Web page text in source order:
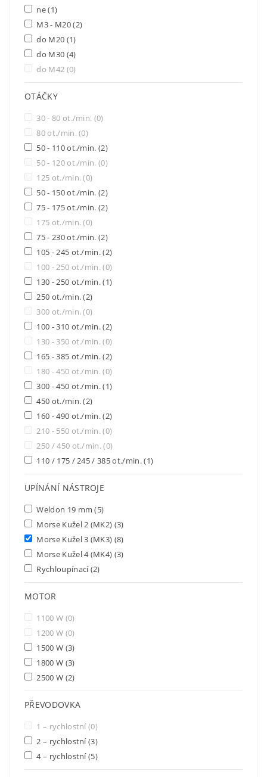
ne(1)
M3 - M20(2)
do M20 (1)
do M30 (4)
do M42 (0)
OTÁČKY
30 - 80 ot./min. (0)
80 ot./min.(0)
50 - 110 ot./min.(2)
50 - 120 ot./min.(0)
125 ot./min.(0)
50 - 150 ot./min.(2)
75 - 175 ot./min.(2)
175 ot./min.(0)
75 - 230 ot./min.(2)
105 - 245 ot./min.(2)
100 - 250 ot./min.(0)
130 - 250 ot./min.(1)
250 ot./min.(2)
300 ot./min.(0)
100 - 310 ot./min.(2)
130 - 350 ot./min.(0)
165 - 385 ot./min.(2)
180 - 450 ot./min.(0)
300 - 450 ot./min.(1)
450 ot./min.(2)
160 - 490 ot./min.(2)
210 - 550 ot./min.(0)
250 / 450 ot./min.(0)
110 / 175 / 245 / 385 ot./min.(1)
UPÍNÁNÍ NÁSTROJE
Weldon 19 mm(5)
Morse Kužel 2 (MK2) (3)
Morse Kužel 3 (MK3) (8)
Morse Kužel 4 (MK4) (3)
Rychloupínací(2)
MOTOR
1100 W (0)
1200 W (0)
1500 W (3)
1800 W (3)
2500 W (2)
PŘEVODOVKA
1 – rychlostní(0)
2 – rychlostní(3)
4 – rychlostní(5)